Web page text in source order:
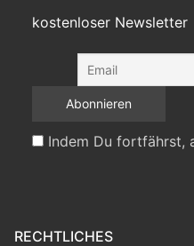
kostenloser Newsletter
Indem Du fortfährst,
RECHTLICHES